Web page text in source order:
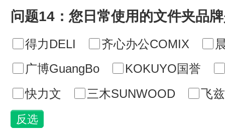
问题14：您日常使用的文件夹品
得力DELI 齐心办公COMIX
广博GuangBo
KOKUYO国誉
快力文
三木SUNWOOD 飞